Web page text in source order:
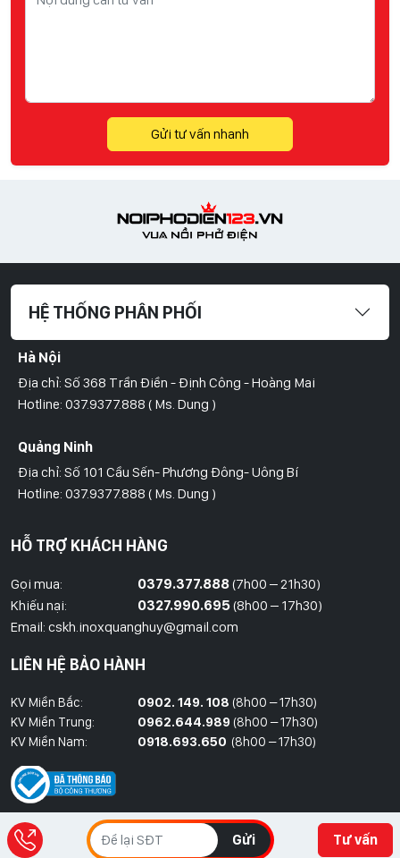
Gửi tư vấn nhanh
HỆ THỐNG PHÂN PHỐI
Hà Nội
Địa chỉ: Số 368 Trần Điền - Định Công - Hoàng Mai
Hotline: 037.9377.888 ( Ms. Dung )
Quảng Ninh
Địa chỉ: Số 101 Cầu Sến- Phương Đông- Uông Bí
Hotline: 037.9377.888 ( Ms. Dung )
Hồ Chí Minh
Hotline: 09786.01.388 ( Mr. Huy )
Thái Bình
Đối diện ủy ban nhân dân xã Vũ Hoà - Kiến Xương - Thái Bình
Hotline: 037.9377.888 ( Ms. Dung )
Đồng Nai
Địa Chỉ : 1066- QL 51 Tổ 3- Ấp Đồng- Phước Tân- Biên Hòa
Hotline: 037.9377.888 ( Ms. Dung )
HỖ TRỢ KHÁCH HÀNG
Gọi mua: 0379.377.888(7h00 – 21h30)
Khiếu nại:
0327.990.695(8h00 – 17h30)
Email: cskh.inoxquanghuy@gmail.com
LIÊN HỆ BẢO HÀNH
KV Miền Bắc: 0902. 149. 108 (8h00 – 17h30)
KV Miền Trung:
0962.644.989 (8h00 – 17h30)
KV Miền Nam:
0918.693.650 (8h00 – 17h30)
Gửi Tư vấn